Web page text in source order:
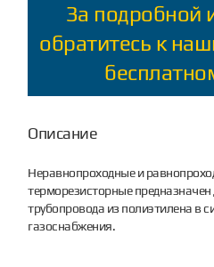
За
обратитесь к
Описание
Неравнопроходные и
терморезисторные
трубопровода из полиэтилена в
газоснабжения.